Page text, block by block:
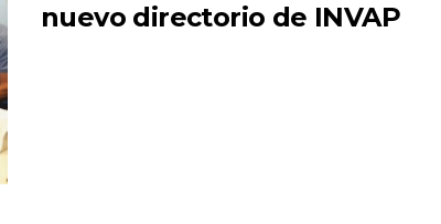
nuevo directorio de INVAP